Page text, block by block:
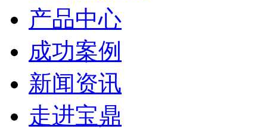
产品中心
成功案例
新闻资讯
走进宝鼎